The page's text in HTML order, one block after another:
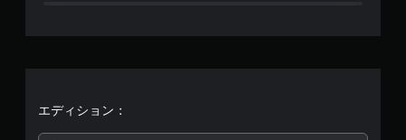
エディション：